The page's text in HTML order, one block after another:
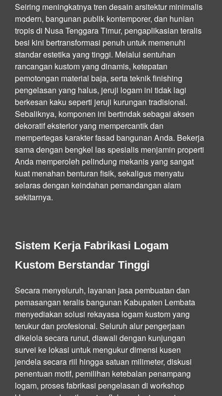
Seiring meningkatnya tren desain arsitektur minimalis
modern, bangunan publik kontemporer, dan hunian
tropis di Nusa Tenggara Timur, pengaplikasian teralis
besi kini bertransformasi penuh untuk memenuhi
standar estetika yang tinggi. Melalui sentuhan
rancangan kustom yang dinamis, ketepatan
pemotongan material baja, serta teknik finishing
pengelasan yang halus, jeruji logam ini tidak lagi
berkesan kaku seperti jeruji kurungan tradisional.
Sebaliknya, komponen ini bertindak sebagai aksen
dekoratif eksterior yang mempercantik dan
mempertegas karakter fasad bangunan Anda. Bekerja
sama dengan bengkel las spesialis menjamin properti
Anda memperoleh pelindung mekanis yang sangat
kuat menahan benturan fisik, sekaligus menyatu
selaras dengan keindahan pemandangan alam
sekitarnya.
Sistem Kerja Fabrikasi Logam
Kustom Berstandar Tinggi
Secara menyeluruh, layanan jasa pembuatan dan
pemasangan teralis bangunan Kabupaten Lembata
menyediakan solusi rekayasa logam kustom yang
terukur dan profesional. Seluruh alur pengerjaan
dikelola secara runut, diawali dengan kunjungan
survei ke lokasi untuk mengukur dimensi kusen
jendela secara riil hingga satuan milimeter, diskusi
penentuan motif, pemilihan ketebalan penampang
logam, proses fabrikasi pengelasan di workshop